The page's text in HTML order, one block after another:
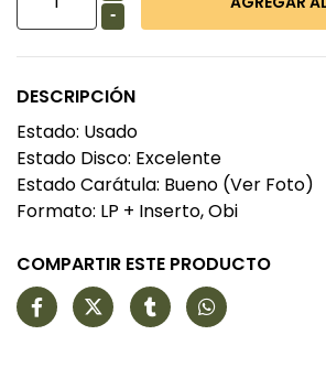
-
DESCRIPCIÓN
Estado: Usado
Estado Disco: Excelente
Estado Carátula: Bueno (Ver Foto)
Formato: LP + Inserto, Obi
COMPARTIR ESTE PRODUCTO